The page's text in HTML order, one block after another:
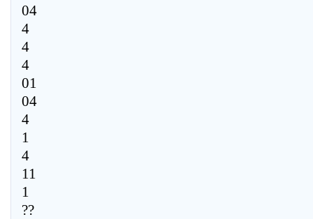
04
4
4
4
01
04
4
1
4
11
1
??